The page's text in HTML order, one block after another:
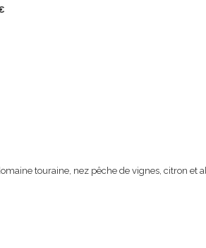
touraine, nez pêche de vignes, citron et